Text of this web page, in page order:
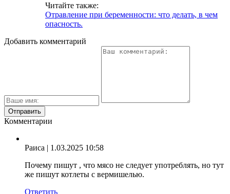
Читайте также:
Отравление при беременности: что делать, в чем
опасность.
Добавить комментарий
Комментарии
Раиса | 1.03.2025 10:58
Почему пишут , что мясо не следует употреблять, но тут
же пишут котлеты с вермишелью.
Ответить